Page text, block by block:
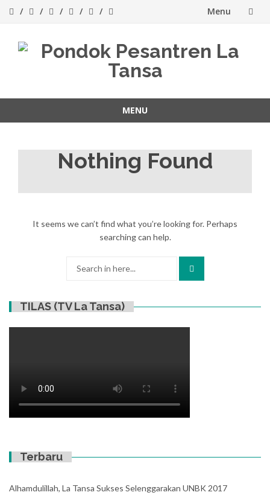
Menu
MENU
Nothing Found
It seems we can’t find what you’re looking for. Perhaps
searching can help.
TILAS (TV La Tansa)
Terbaru
Alhamdulillah, La Tansa Sukses Selenggarakan UNBK 2017